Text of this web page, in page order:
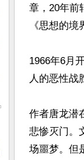
章，20年前
《思想的
1966年6月
人的恶性战
作者唐龙潜
悲惨灭门。
场噩梦。但